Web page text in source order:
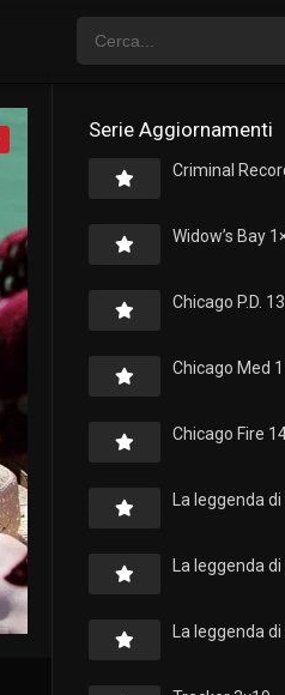
Serie Aggiornamenti
Criminal
Widow’s Bay
Chicago P.D.
Chicago Med
Chicago Fire
La leggenda
La leggenda
La leggenda